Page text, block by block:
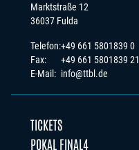
Marktstraße 12
36037 Fulda
Telefon:
Fax:
E-Mail:
+49 661 5801839 0
+49 661 5801839 21
info@ttbl.de
TICKETS
POKAL FINAL4